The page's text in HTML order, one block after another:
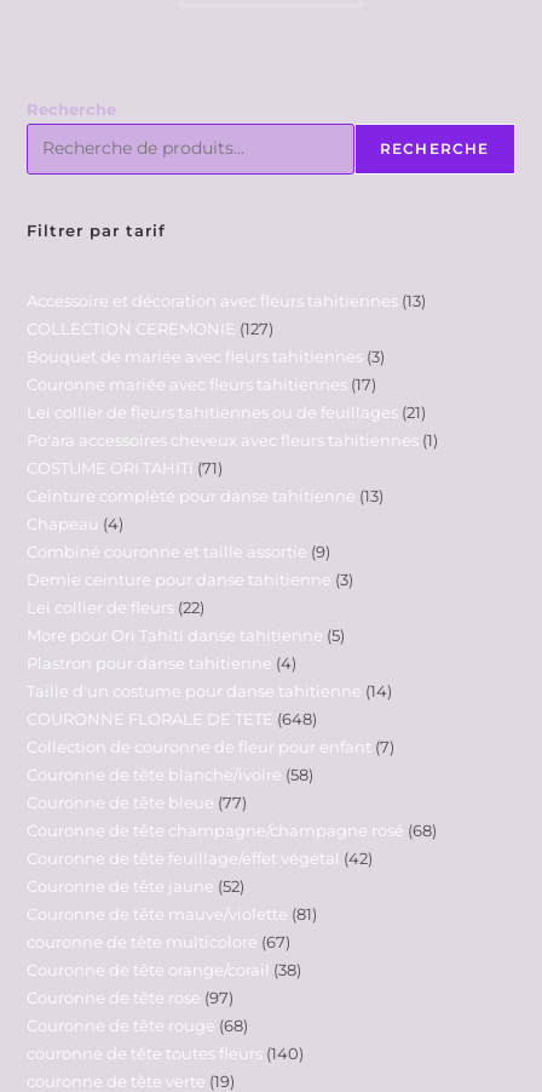
Recherche
RECHERCHE
Filtrer par tarif
Accessoire et décoration avec fleurs tahitiennes 13
COLLECTION CEREMONIE 127
Bouquet de mariée avec fleurs tahitiennes 3
Couronne mariée avec fleurs tahitiennes 17
Lei collier de fleurs tahitiennes ou de feuillages 21
Po'ara accessoires cheveux avec fleurs tahitiennes 1
COSTUME ORI TAHITI
71
Ceinture complète pour danse tahitienne 13
Chapeau 4
Combiné couronne et taille assortie 9
Demie ceinture pour danse tahitienne 3
Lei collier de fleurs 22
More pour Ori Tahiti danse tahitienne 5
Plastron pour danse tahitienne 4
Taille d'un costume pour danse tahitienne 14
COURONNE FLORALE DE TETE 648
Collection de couronne de fleur pour enfant 7
Couronne de tête blanche/ivoire 58
Couronne de tête bleue 77
Couronne de tête champagne/champagne rosé 68
Couronne de tête feuillage/effet végétal 42
Couronne de tête jaune 52
Couronne de tête mauve/violette 81
couronne de tête multicolore 67
Couronne de tête orange/corail 38
Couronne de tête rose 97
Couronne de tête rouge 68
couronne de tête toutes fleurs 140
couronne de tête verte 19